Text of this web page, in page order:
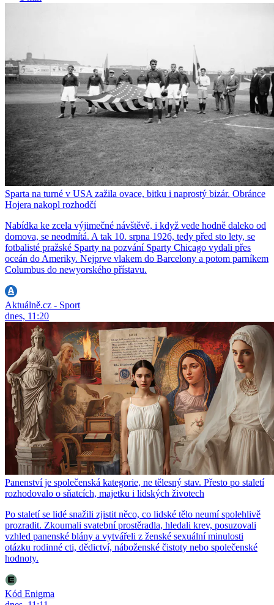
Sparta na turné v USA zažila ovace, bitku i naprostý bizár. Obránce
Hojera nakopl rozhodčí
Nabídka ke zcela výjimečné návštěvě, i když vede hodně daleko od
domova, se neodmítá. A tak 10. srpna 1926, tedy před sto lety, se
fotbalisté pražské Sparty na pozvání Sparty Chicago vydali přes
oceán do Ameriky. Nejprve vlakem do Barcelony a potom parníkem
Columbus do newyorského přístavu.
Aktuálně.cz - Sport
dnes, 11:20
Panenství je společenská kategorie, ne tělesný stav. Přesto po staletí
rozhodovalo o sňatcích, majetku i lidských životech
Po staletí se lidé snažili zjistit něco, co lidské tělo neumí spolehlivě
prozradit. Zkoumali svatební prostěradla, hledali krev, posuzovali
vzhled panenské blány a vytvářeli z ženské sexuální minulosti
otázku rodinné cti, dědictví, náboženské čistoty nebo společenské
hodnoty.
Kód Enigma